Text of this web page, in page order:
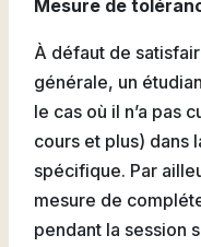
Mesure de
À défaut de
générale, un
le cas où il n’a pas
cours et plus) dans
spécifique. Par
mesure de
pendant la session